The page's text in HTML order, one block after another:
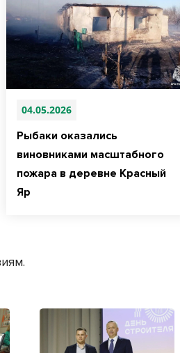
04.05.2026
Рыбаки оказались
виновниками масштабного
пожара в деревне Красный
Яр